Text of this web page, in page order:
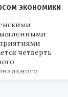
экономики
четверть
и